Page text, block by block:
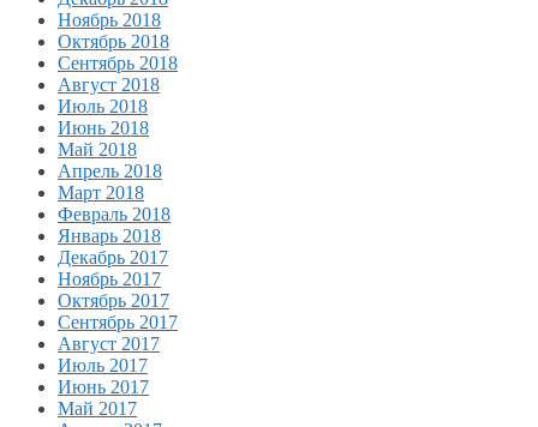
Ноябрь 2018
Октябрь 2018
Сентябрь 2018
Август 2018
Июль 2018
Июнь 2018
Май 2018
Апрель 2018
Март 2018
Февраль 2018
Январь 2018
Декабрь 2017
Ноябрь 2017
Октябрь 2017
Сентябрь 2017
Август 2017
Июль 2017
Июнь 2017
Май 2017